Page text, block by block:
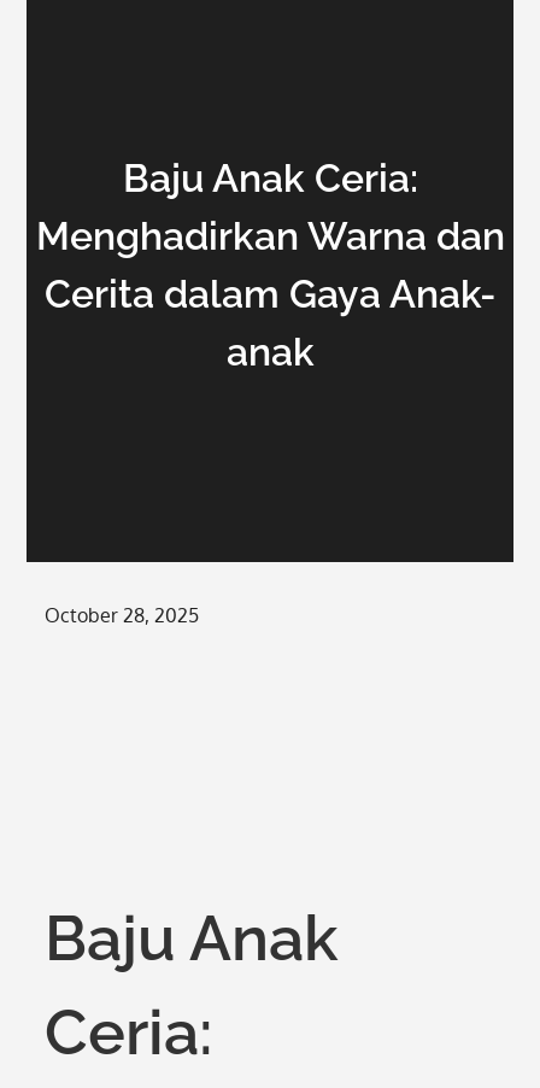
Baju Anak Ceria:
Menghadirkan Warna dan
Cerita dalam Gaya Anak-
anak
Posted
October 28, 2025
Baju Anak
Ceria: